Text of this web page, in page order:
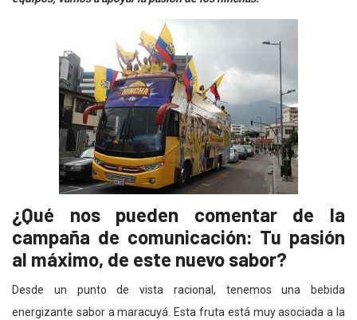
¿Qué nos pueden comentar de la
campaña de comunicación: Tu pasión
al máximo, de este nuevo sabor?
Desde un punto de vista racional, tenemos una bebida
energizante sabor a maracuyá. Esta fruta está muy asociada a la